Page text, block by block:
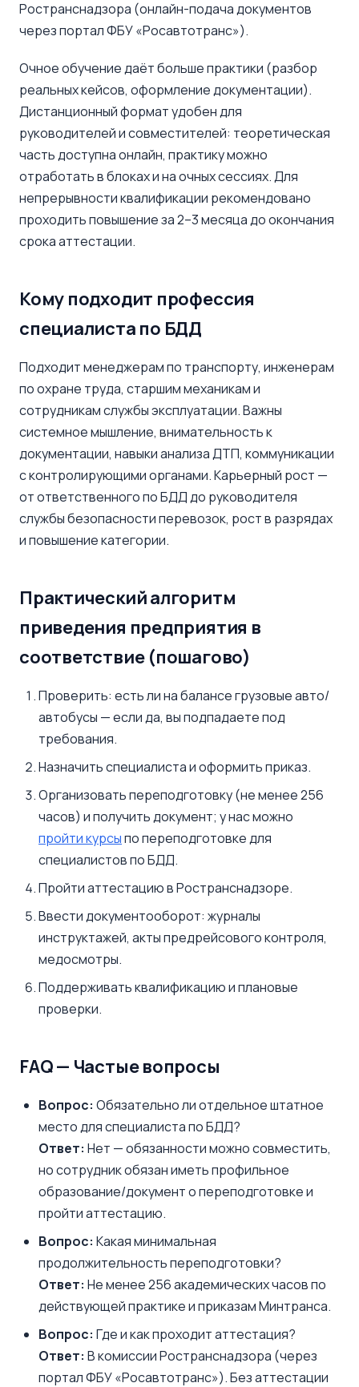
Ространснадзора (онлайн-подача документов
через портал ФБУ «Росавтотранс»).
Очное обучение даёт больше практики (разбор
реальных кейсов, оформление документации).
Дистанционный формат удобен для
руководителей и совместителей: теоретическая
часть доступна онлайн, практику можно
отработать в блоках и на очных сессиях. Для
непрерывности квалификации рекомендовано
проходить повышение за 2–3 месяца до окончания
срока аттестации.
Кому подходит профессия
специалиста по БДД
Подходит менеджерам по транспорту, инженерам
по охране труда, старшим механикам и
сотрудникам службы эксплуатации. Важны
системное мышление, внимательность к
документации, навыки анализа ДТП, коммуникации
с контролирующими органами. Карьерный рост —
от ответственного по БДД до руководителя
службы безопасности перевозок, рост в разрядах
и повышение категории.
Практический алгоритм
приведения предприятия в
соответствие (пошагово)
Проверить: есть ли на балансе грузовые авто/
автобусы — если да, вы подпадаете под
требования.
Назначить специалиста и оформить приказ.
Организовать переподготовку (не менее 256
часов) и получить документ; у нас можно
пройти курсыпо переподготовке для
специалистов по БДД.
Пройти аттестацию в Ространснадзоре.
Ввести документооборот: журналы
инструктажей, акты предрейсового контроля,
медосмотры.
Поддерживать квалификацию и плановые
проверки.
FAQ — Частые вопросы
Вопрос: Обязательно ли отдельное штатное
место для специалиста по БДД?
Ответ: Нет — обязанности можно совместить,
но сотрудник обязан иметь профильное
образование/документ о переподготовке и
пройти аттестацию.
Вопрос: Какая минимальная
продолжительность переподготовки?
Ответ: Не менее 256 академических часов по
действующей практике и приказам Минтранса.
Вопрос: Где и как проходит аттестация?
Ответ: В комиссии Ространснадзора (через
портал ФБУ «Росавтотранс»). Без аттестации